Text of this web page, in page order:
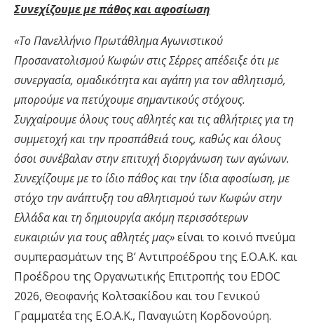
Συνεχίζουμε με πάθος και αφοσίωση
«Το Πανελλήνιο Πρωτάθλημα Αγωνιστικού
Προσανατολισμού Κωφών στις Σέρρες απέδειξε ότι με
συνεργασία, ομαδικότητα και αγάπη για τον αθλητισμό,
μπορούμε να πετύχουμε σημαντικούς στόχους.
Συγχαίρουμε όλους τους αθλητές και τις αθλήτριες για τη
συμμετοχή και την προσπάθειά τους, καθώς και όλους
όσοι συνέβαλαν στην επιτυχή διοργάνωση των αγώνων.
Συνεχίζουμε με το ίδιο πάθος και την ίδια αφοσίωση, με
στόχο την ανάπτυξη του αθλητισμού των Κωφών στην
Ελλάδα και τη δημιουργία ακόμη περισσότερων
ευκαιριών για τους αθλητές μας»είναι το κοινό πνεύμα
συμπερασμάτων της Β’ Αντιπροέδρου της Ε.Ο.Α.Κ. και
Προέδρου της Οργανωτικής Επιτροπής του EDOC
2026, Θεοφανής Κολτσακίδου και του Γενικού
Γραμματέα της Ε.Ο.Α.Κ., Παναγιώτη Κορδονούρη.